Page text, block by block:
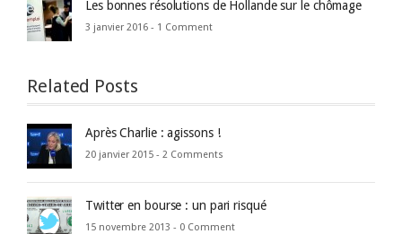
Les bonnes résolutions de Hollande sur le chômage
3 janvier 2016 - 1 Comment
Related Posts
Après Charlie : agissons !
20 janvier 2015 - 2 Comments
Twitter en bourse : un pari risqué
15 novembre 2013 - 0 Comment